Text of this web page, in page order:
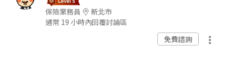
保險業務員
新北市
通常 19 小時內回覆討論區
免費諮詢